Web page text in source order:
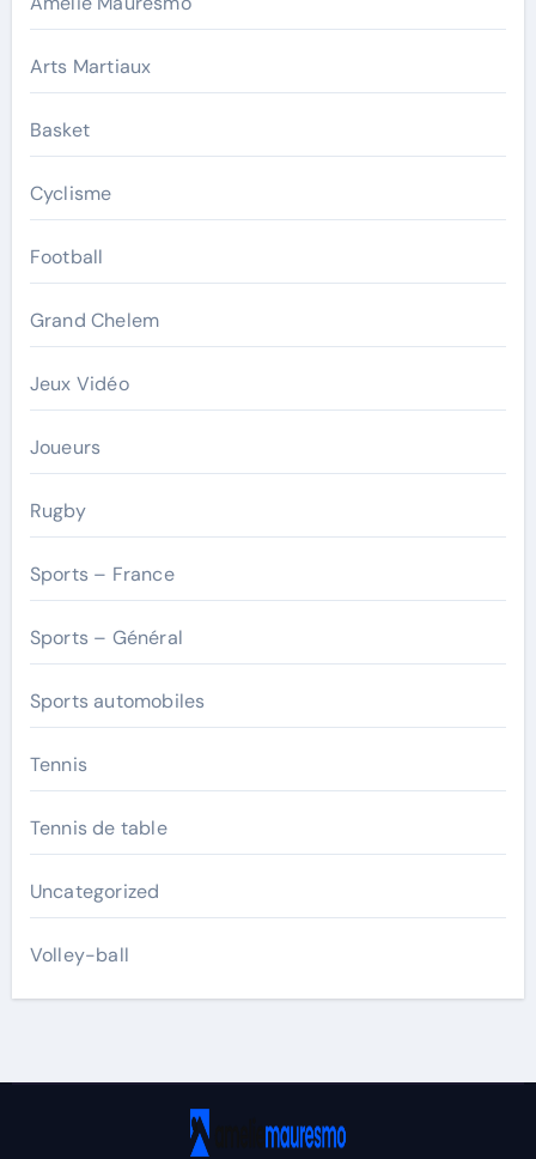
Arts Martiaux
Basket
Cyclisme
Football
Grand Chelem
Jeux Vidéo
Joueurs
Rugby
Sports – France
Sports – Général
Sports automobiles
Tennis
Tennis de table
Uncategorized
Volley-ball